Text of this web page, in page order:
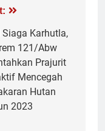
Siaga Karhutla,
121/Abw
Prajurit
Mencegah
Hutan
2023